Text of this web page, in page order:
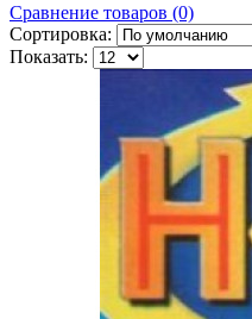
Сравнение товаров (0)
Сортировка:
Показать: